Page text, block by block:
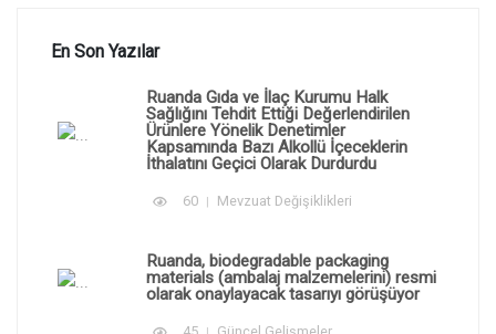
En Son Yazılar
Ruanda Gıda ve İlaç Kurumu Halk
Sağlığını Tehdit Ettiği Değerlendirilen
Ürünlere Yönelik Denetimler
Kapsamında Bazı Alkollü İçeceklerin
İthalatını Geçici Olarak Durdurdu
60 Mevzuat Değişiklikleri
Ruanda, biodegradable packaging
materials (ambalaj malzemelerini) resmi
olarak onaylayacak tasarıyı görüşüyor